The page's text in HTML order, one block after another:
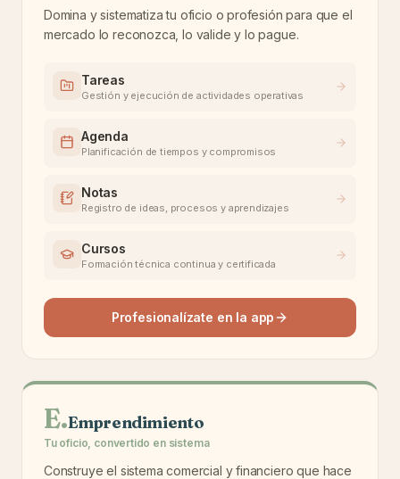
Domina y sistematiza tu oficio o profesión para que el
mercado lo reconozca, lo valide y lo pague.
Tareas
Gestión y ejecución de actividades operativas
Agenda
Planificación de tiempos y compromisos
Notas
Registro de ideas, procesos y aprendizajes
Cursos
Formación técnica continua y certificada
Profesionalízate en la app
E.Emprendimiento
Tu oficio, convertido en sistema
Construye el sistema comercial y financiero que hace